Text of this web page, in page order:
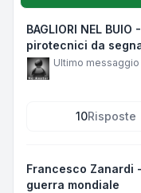
BAGLIORI NEL
pirotecnici da
Ultimo messaggio
10Risposte
Francesco Zanardi
guerra mondiale